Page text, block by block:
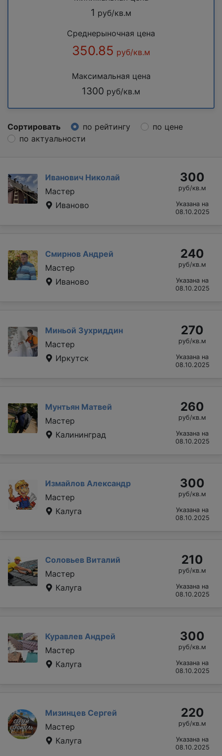
1 руб/кв.м
Среднерыночная цена
350.85 руб/кв.м
Максимальная цена
1300 руб/кв.м
Сортировать по рейтингу
по цене
по актуальности
Иванович Николай
Мастер
Иваново
300
руб/кв.м
Указана на
08.10.2025
Смирнов Андрей
Мастер
Иваново
240
руб/кв.м
Указана на
08.10.2025
Миньой Зухриддин
Мастер
Иркутск
270
руб/кв.м
Указана на
08.10.2025
Мунтьян Матвей
Мастер
Калининград
260
руб/кв.м
Указана на
08.10.2025
Измайлов Александр
Мастер
Калуга
300
руб/кв.м
Указана на
08.10.2025
Соловьев Виталий
Мастер
Калуга
210
руб/кв.м
Указана на
08.10.2025
Куравлев Андрей
Мастер
Калуга
300
руб/кв.м
Указана на
08.10.2025
Мизинцев Сергей
Мастер
Калуга
220
руб/кв.м
Указана на
08.10.2025